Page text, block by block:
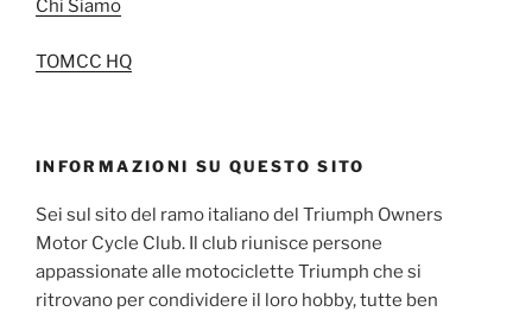
Chi Siamo
TOMCC HQ
INFORMAZIONI SU QUESTO SITO
Sei sul sito del ramo italiano del Triumph Owners
Motor Cycle Club. Il club riunisce persone
appassionate alle motociclette Triumph che si
ritrovano per condividere il loro hobby, tutte ben